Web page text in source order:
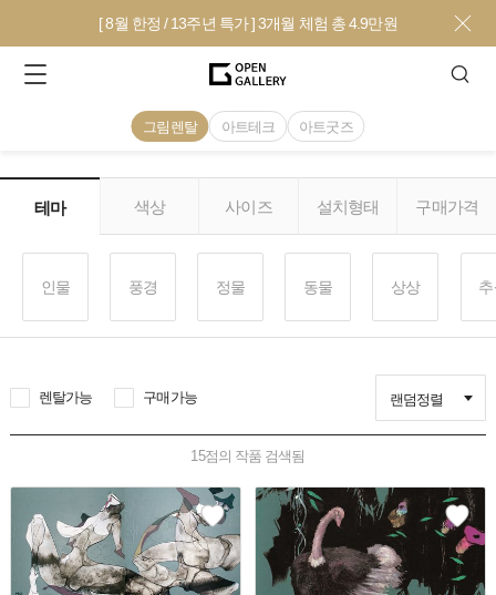
[ 8월 한정 / 13주년 특가 ] 3개월 체험 총 4.9만원
그림렌탈 아트테크 아트굿즈
테마 색상 사이즈 설치형태 구매가격
인물 풍경 정물 동물 상상
렌탈가능 구매가능 랜덤정렬
15점의 작품 검색됨